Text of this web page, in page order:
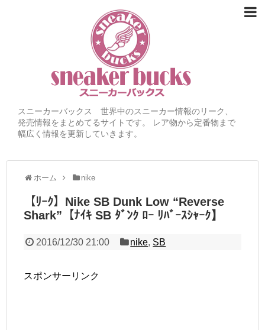
スニーカーバックス 世界中のスニーカー情報のリーク、
発売情報をまとめてるサイトです。 レア物から定番物まで
幅広く情報を更新していきます。
ホーム nike
【ﾘｰｸ】Nike SB Dunk Low “Reverse
Shark”【ﾅｲｷ SB ﾀﾞﾝｸ ﾛｰ ﾘﾊﾞｰｽｼｬｰｸ】
2016/12/30 21:00 nike, SB
スポンサーリンク